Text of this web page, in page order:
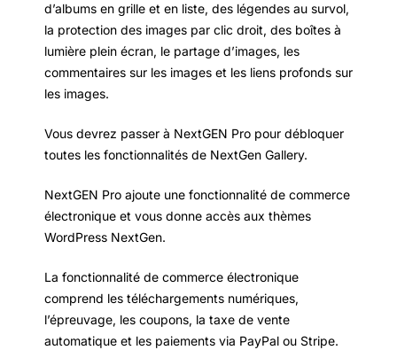
d’albums en grille et en liste, des légendes au survol,
la protection des images par clic droit, des boîtes à
lumière plein écran, le partage d’images, les
commentaires sur les images et les liens profonds sur
les images.
Vous devrez passer à NextGEN Pro pour débloquer
toutes les fonctionnalités de NextGen Gallery.
NextGEN Pro ajoute une fonctionnalité de commerce
électronique et vous donne accès aux thèmes
WordPress NextGen.
La fonctionnalité de commerce électronique
comprend les téléchargements numériques,
l’épreuvage, les coupons, la taxe de vente
automatique et les paiements via PayPal ou Stripe.